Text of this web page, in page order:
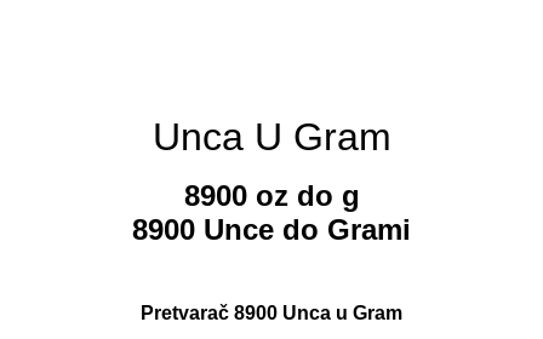
Unca U Gram
8900 oz do g
8900 Unce do Grami
Pretvarač 8900 Unca u Gram